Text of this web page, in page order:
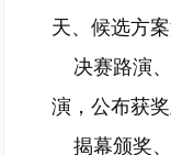
天、候选方
决赛路演、
演，公布获
揭幕颁奖、